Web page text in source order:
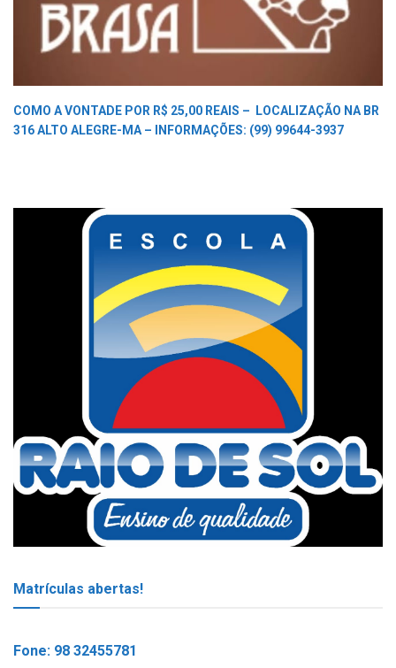
COMO A VONTADE POR R$ 25,00 REAIS –
LOCALIZAÇÃO NA BR
316 ALTO ALEGRE-MA –
INFORMAÇÕES: (99) 99644-3937
Matrículas abertas!
Fone: 98 32455781